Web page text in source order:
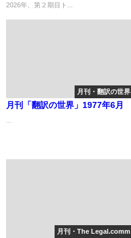
2026年、第２期目ト...
月刊・翻訳の世界
月刊「翻訳の世界」1977年6月
月刊・The Legal.comm